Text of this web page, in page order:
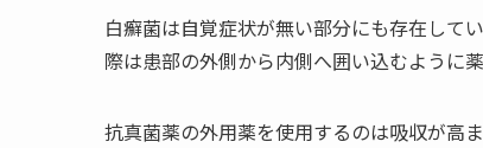
白癬菌は自覚症状が無い部分にも存在して
際は患部の外側から内側へ囲い込むように
抗真菌薬の外用薬を使用するのは吸収が高